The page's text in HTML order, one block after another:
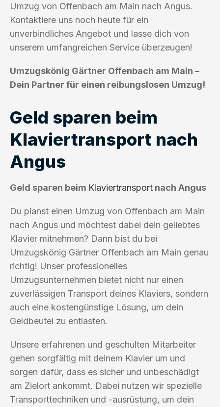
Umzug von Offenbach am Main nach Angus.
Kontaktiere uns noch heute für ein
unverbindliches Angebot und lasse dich von
unserem umfangreichen Service überzeugen!
Umzugskönig Gärtner Offenbach am Main –
Dein Partner für einen reibungslosen Umzug!
Geld sparen beim
Klaviertransport nach
Angus
Geld sparen beim Klaviertransport nach Angus
Du planst einen Umzug von Offenbach am Main
nach Angus und möchtest dabei dein geliebtes
Klavier mitnehmen? Dann bist du bei
Umzugskönig Gärtner Offenbach am Main genau
richtig! Unser professionelles
Umzugsunternehmen bietet nicht nur einen
zuverlässigen Transport deines Klaviers, sondern
auch eine kostengünstige Lösung, um dein
Geldbeutel zu entlasten.
Unsere erfahrenen und geschulten Mitarbeiter
gehen sorgfältig mit deinem Klavier um und
sorgen dafür, dass es sicher und unbeschädigt
am Zielort ankommt. Dabei nutzen wir spezielle
Transporttechniken und -ausrüstung, um dein